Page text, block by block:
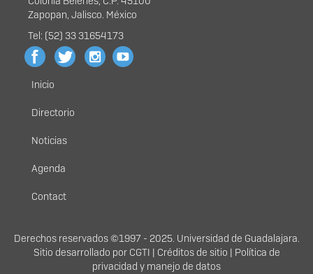
Zapopan, Jalisco. México
Tel: (52) 33 31654173
Menú
principal
Inicio
Directorio
Noticias
Agenda
Contact
Derechos
Derechos reservados ©1997 - 2025. Universidad de Guadalajara.
Sitio desarrollado por CGTI | Créditos de sitio | Política de
privacidad y manejo de datos